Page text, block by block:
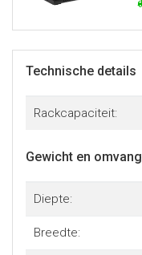
Technische details
Rackcapaciteit:
Gewicht en omvang
Diepte:
Breedte: